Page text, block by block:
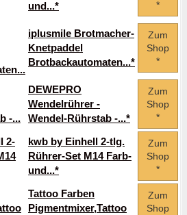
und...* *
iplusmile Brotmacher-
Knetpaddel
Brotbackautomaten...*
Zum
Shop
*
DEWEPRO
Wendelrührer -
Wendel-Rührstab -...*
Zum
Shop
*
kwb by Einhell 2-tlg.
Rührer-Set M14 Farb-
und...*
Zum
Shop
*
Tattoo Farben
Pigmentmixer,Tattoo
Zum
Shop